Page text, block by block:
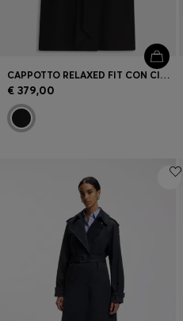
CAPPOTTO RELAXED FIT CON CINTURA
€ 379,00